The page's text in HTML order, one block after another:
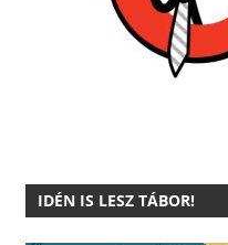
IDÉN IS LESZ TÁBOR!